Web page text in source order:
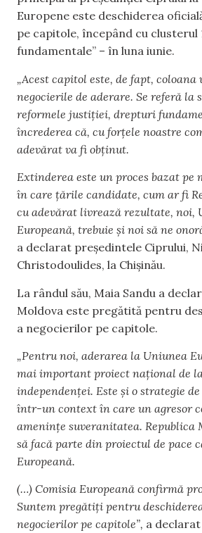
Europene este deschiderea
pe capitole, începând cu clusterul
fundamentale” – în luna iunie.
„Acest capitol este, de fapt,
negocierile de aderare. Se referă la
reformele justiției, drepturi
încrederea că, cu forțele noastre
adevărat va fi obținut.
Extinderea este un proces bazat pe
în care țările candidate, cum ar fi
cu adevărat livrează rezultate, noi,
Europeană, trebuie și noi să ne
a declarat președintele Ciprului,
Christodoulides, la Chișinău.
La rândul său, Maia Sandu a
Moldova este pregătită pentru
a negocierilor pe capitole.
„Pentru noi, aderarea la Uniunea
mai important proiect național de
independenței. Este și o strategie
într-un context în care un agresor
amenințe suveranitatea. Republica
să facă parte din proiectul de pace
Europeană.
(…) Comisia Europeană confirmă
Suntem pregătiți pentru
negocierilor pe capitole”, a